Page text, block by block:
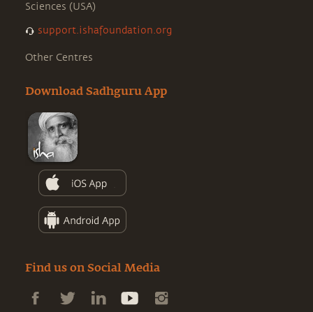
Sciences (USA)
support.ishafoundation.org
Other Centres
Download Sadhguru App
Find us on Social Media